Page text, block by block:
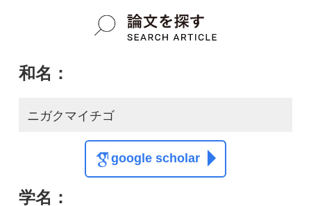
Rubus x nigakuma
質問・報告掲示板TOP